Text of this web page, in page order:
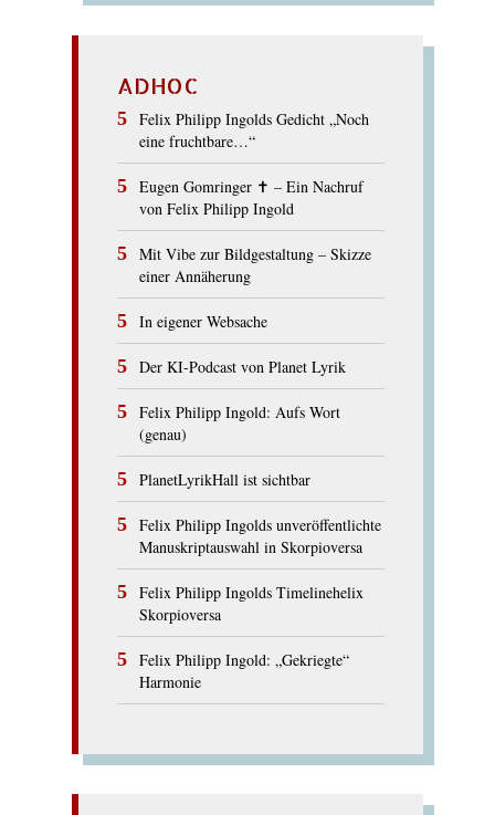
ADHOC
Felix Philipp Ingolds Gedicht „Noch
eine fruchtbare…“
Eugen Gomringer ✝︎ – Ein Nachruf
von Felix Philipp Ingold
Mit Vibe zur Bildgestaltung – Skizze
einer Annäherung
In eigener Websache
Der KI-Podcast von Planet Lyrik
Felix Philipp Ingold: Aufs Wort
(genau)
PlanetLyrikHall ist sichtbar
Felix Philipp Ingolds unveröffentlichte
Manuskriptauswahl in Skorpioversa
Felix Philipp Ingolds Timelinehelix
Skorpioversa
Felix Philipp Ingold: „Gekriegte“
Harmonie